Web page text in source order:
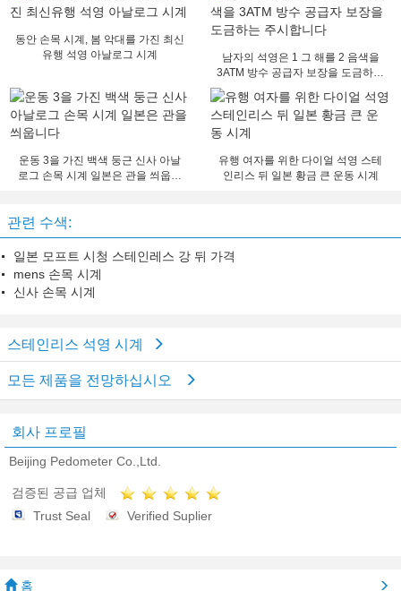
동안 손목 시계, 봄 악대를 가진 최신
유행 석영 아날로그 시계
남자의 석영은 1 그 해를 2 음색을
3ATM 방수 공급자 보장을 도금하는
운동 3을 가진 백색 둥근 신사 아날
로그 손목 시계 일본은 관을 씌웁니
유행 여자를 위한 다이얼 석영 스테
인리스 뒤 일본 황금 큰 운동 시계
관련 수색:
일본 모프트 시청 스테인레스 강 뒤 가격
mens 손목 시계
신사 손목 시계
스테인리스 석영 시계
모든 제품을 전망하십시오
회사 프로필
Beijing Pedometer Co.,Ltd.
검증된 공급 업체
Trust Seal
Verified Suplier
홈